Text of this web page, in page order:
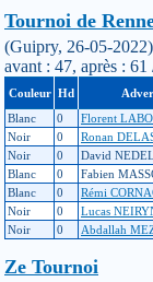
Tournoi de
(Guipry, 26-05-
avant : 47, après :
Couleur Hd
Blanc
0 Florent
Noir
0 Ronan
Noir
0 David
Blanc
0 Fabien
Blanc
0 Rémi
Noir
0 Lucas
Noir
0 Abdallah
Ze Tournoi